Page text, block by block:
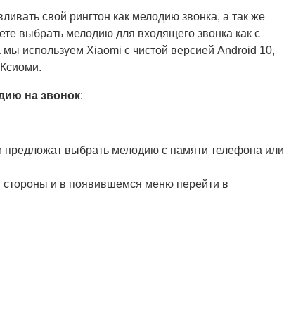
свой рингтон как мелодию звонка, а так же
выбрать мелодию для входящего звонка как с
используем Xiaomi с чистой версией Android 10,
на звонок:
предложат выбрать мелодию с памяти телефона или
стороны и в появившемся меню перейти в